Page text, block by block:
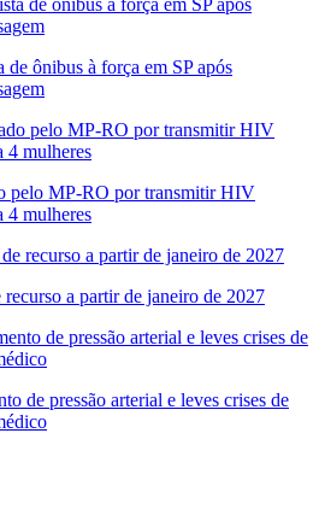
ônibus à força em SP após
pelo MP-RO por transmitir HIV
4 mulheres
a partir de janeiro de 2027
de pressão arterial e leves crises de